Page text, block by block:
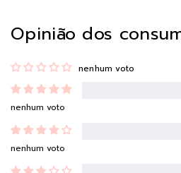
Opinião dos
nenhum voto
nenhum voto
nenhum voto